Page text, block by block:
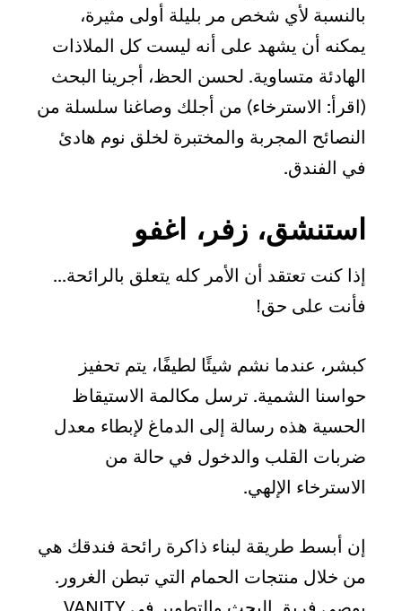
بالنسبة لأي شخص مر بليلة أولى مثيرة،
يمكنه أن يشهد على أنه ليست كل الملاذات
الهادئة متساوية. لحسن الحظ، أجرينا البحث
(اقرأ: الاسترخاء) من أجلك وصاغنا سلسلة من
النصائح المجربة والمختبرة لخلق نوم هادئ
في الفندق.
استنشق، زفر، اغفو
إذا كنت تعتقد أن الأمر كله يتعلق بالرائحة...
فأنت على حق!
كبشر، عندما نشم شيئًا لطيفًا، يتم تحفيز
حواسنا الشمية. ترسل مكالمة الاستيقاظ
الحسية هذه رسالة إلى الدماغ لإبطاء معدل
ضربات القلب والدخول في حالة من
الاسترخاء الإلهي.
إن أبسط طريقة لبناء ذاكرة رائحة فندقك هي
من خلال منتجات الحمام التي تبطن الغرور.